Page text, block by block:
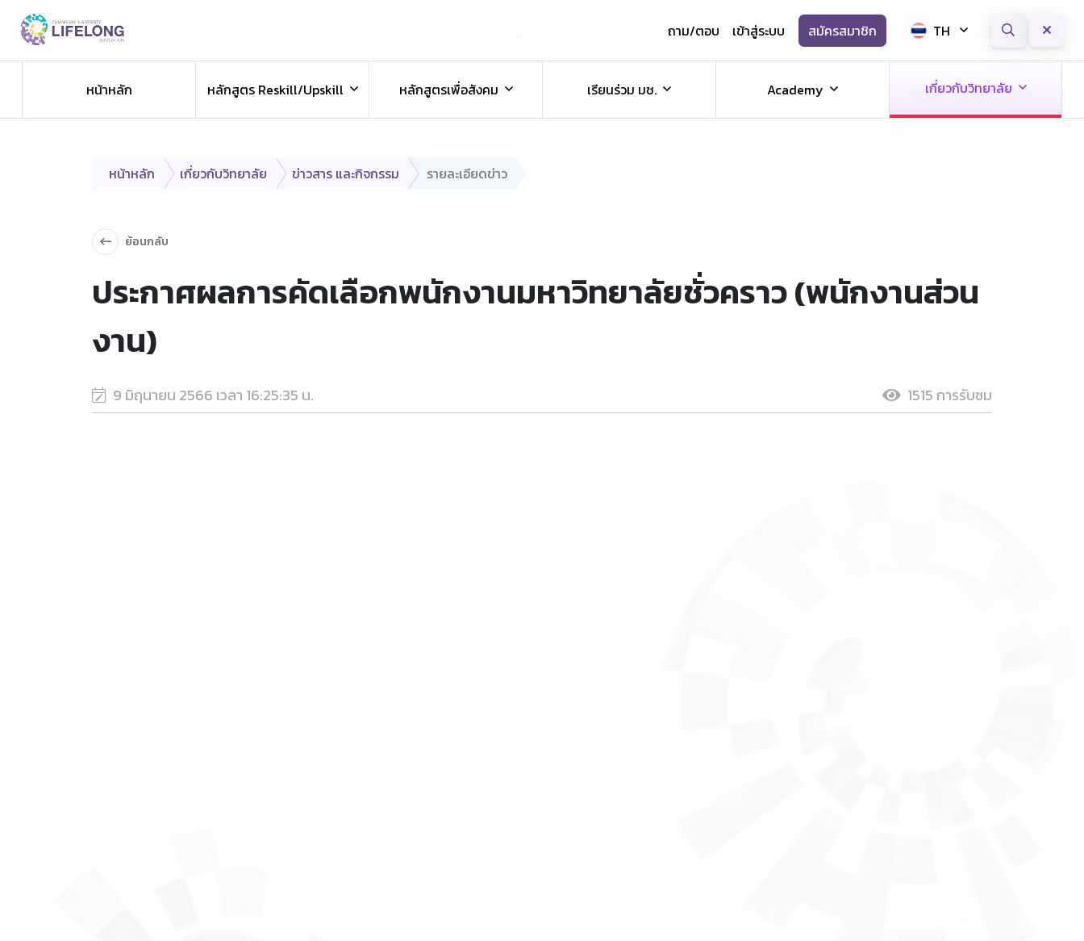
ถาม/ตอบ เข้าสู่ระบบ สมัครสมาชิก TH
ข่าวประชาสัมพันธ์
ข่าวสารองค์กร ข่าวสารกิจกรรม
หน้าหลัก
หลักสูตร Reskill/Upskill หลักสูตรเพื่อสังคม เรียนร่วม มช. Academy เกี่ยวกับวิทยาลัย
หน้าหลัก เกี่ยวกับวิทยาลัย ข่าวสาร และกิจกรรม รายละเอียดข่าว
ย้อนกลับ
ประกาศผลการคัดเลือกพนักงานมหาวิทยาลัยชั่วคราว (พนักงานส่วน
งาน)
9 มิถุนายน 2566 เวลา 16:25:35 น. 1515 การรับชม